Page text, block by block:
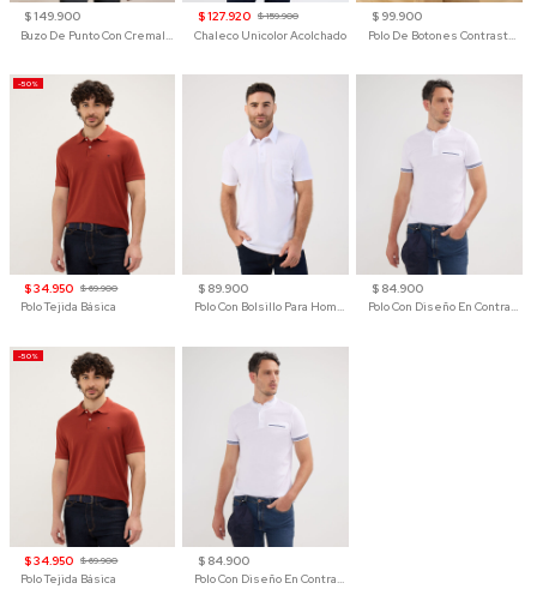
$ 149.900
$ 127.920 $ 159.900
Chaleco Unicolor Acolchado
$ 99.900
Polo De Botones Contraste Para Hombre
-50%
$ 34.950 $ 69.900
Polo Tejida Básica
$ 89.900
Polo Con Bolsillo Para Hombre
$ 84.900
Polo Con Diseño En Contraste
-50%
$ 34.950 $ 69.900
Polo Tejida Básica
$ 84.900
Polo Con Diseño En Contraste